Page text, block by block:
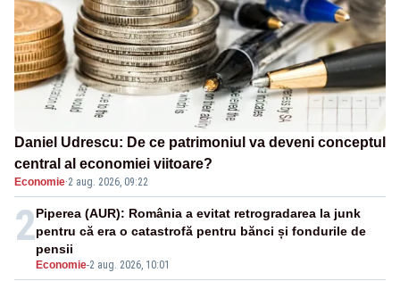
Daniel Udrescu: De ce patrimoniul va deveni conceptul
central al economiei viitoare?
Economie·2 aug. 2026, 09:22
2
Economie-2 aug. 2026, 10:01
Piperea (AUR): România a evitat retrogradarea la junk
pentru că era o catastrofă pentru bănci și fondurile de
pensii